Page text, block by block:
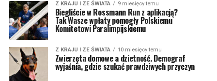
Z KRAJU I ZE ŚWIATA 9 miesięcy temu
Biegliście w Rossmann Run z aplikacją?
Tak Wasze wpłaty pomogły Polskiemu
Komitetowi Paralimpijskiemu
Z KRAJU I ZE ŚWIATA 10 miesięcy temu
Zwierzęta domowe a dzietność. Demograf
wyjaśnia, gdzie szukać prawdziwych przyczyn